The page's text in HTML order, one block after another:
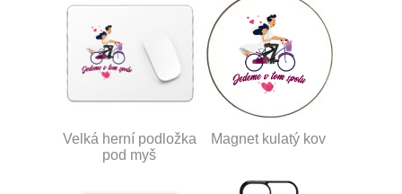
Velká herní podložka
pod myš
Magnet kulatý kov